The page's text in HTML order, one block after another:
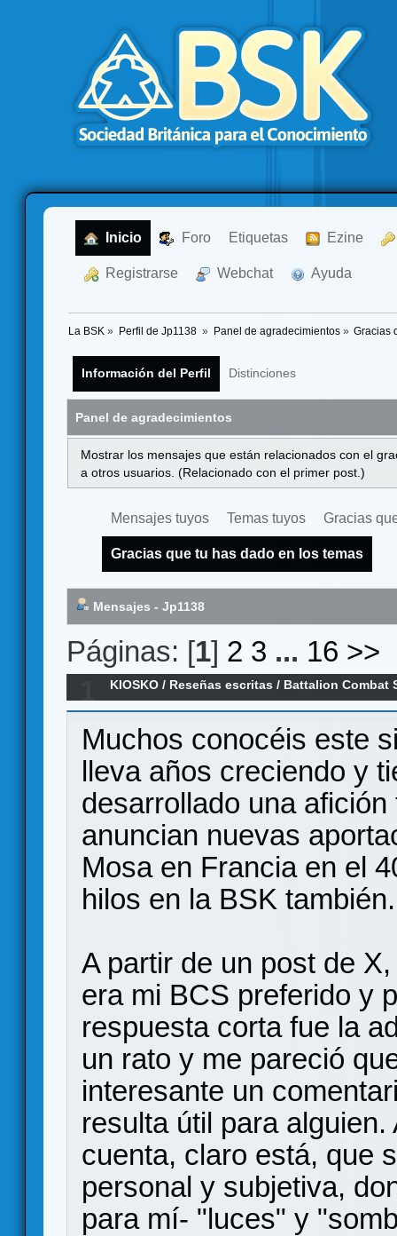
Inicio Foro Etiquetas Ezine
Registrarse Webchat Ayuda
La BSK » Perfil de Jp1138 » Panel de agradecimientos» Gracias
Información del Perfil Distinciones
Panel de agradecimientos
Mostrar los mensajes que están relacionados con el
a otros usuarios. (Relacionado con el primer post.)
Mensajes tuyos Temas tuyos Gracias
Gracias que tu has dado en los temas
Mensajes - Jp1138
Páginas: [1] 2 3 ... 16 >>
KIOSKO / Reseñas escritas / Battalion Combat
personal.
Muchos conocéis este
lleva años creciendo y
desarrollado una
anuncian nuevas
Mosa en Francia en el
hilos en la BSK también.
A partir de un post de
era mi BCS preferido y
respuesta corta fue la
un rato y me pareció
interesante un
resulta útil para
cuenta, claro está, que
personal y subjetiva,
para mí- "luces" y